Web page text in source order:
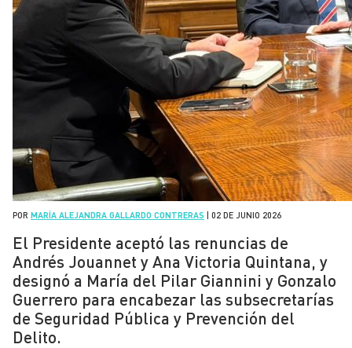
POR MARÍA ALEJANDRA GALLARDO CONTRERAS 02 DE JUNIO 2026
El Presidente aceptó las renuncias de
Andrés Jouannet y Ana Victoria Quintana, y
designó a María del Pilar Giannini y Gonzalo
Guerrero para encabezar las subsecretarías
de Seguridad Pública y Prevención del
Delito.